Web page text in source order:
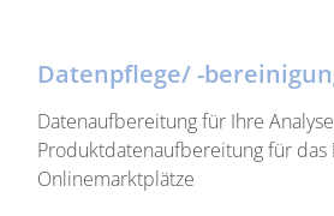
Datenpflege/ -
Datenaufbereitung für Ihre
Produktdatenaufbereitung für das
Onlinemarktplätze